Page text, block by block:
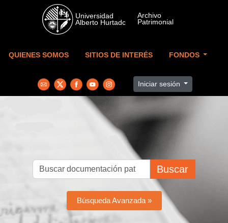
Skip to main content
QUIENES SOMOS SITIOS DE INTERÉS FONDOS
Iniciar sesión
Buscar
Búsqueda Avanzada »